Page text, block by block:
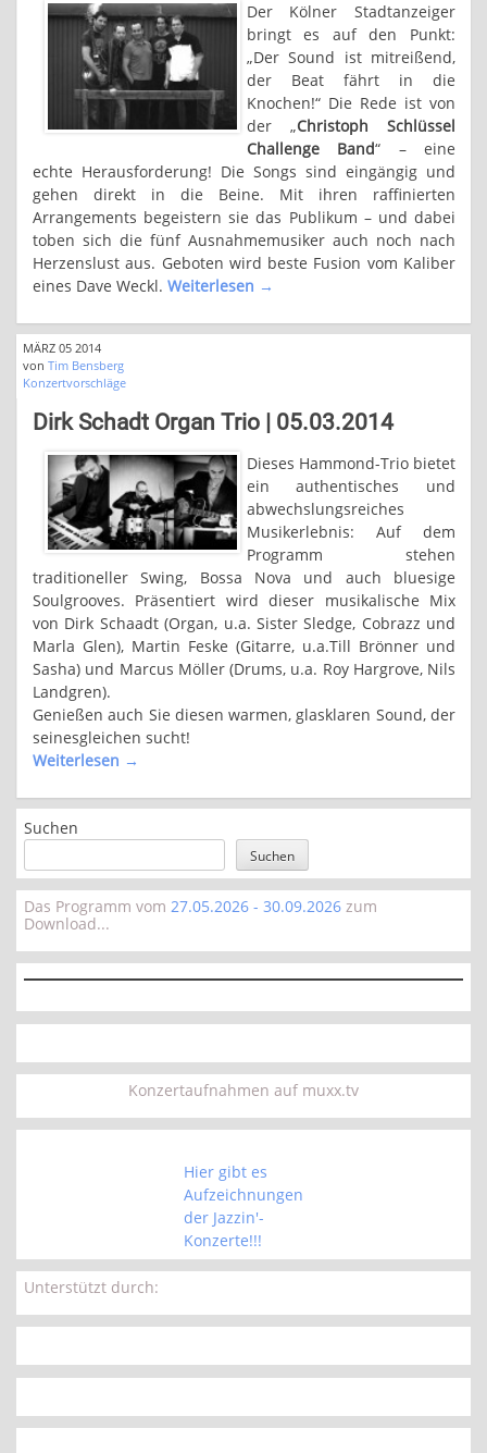
Der Kölner Stadtanzeiger
bringt es auf den Punkt:
„Der Sound ist mitreißend,
der Beat fährt in die
Knochen!“ Die Rede ist von
der „Christoph Schlüssel
Challenge Band“ – eine
echte Herausforderung! Die Songs sind eingängig und
gehen direkt in die Beine. Mit ihren raffinierten
Arrangements begeistern sie das Publikum – und dabei
toben sich die fünf Ausnahmemusiker auch noch nach
Herzenslust aus. Geboten wird beste Fusion vom Kaliber
eines Dave Weckl. Weiterlesen →
MÄRZ 05 2014
von Tim Bensberg
Konzertvorschläge
Dirk Schadt Organ Trio | 05.03.2014
Dieses Hammond-Trio bietet
ein authentisches und
abwechslungsreiches
Musikerlebnis: Auf dem
Programm stehen
traditioneller Swing, Bossa Nova und auch bluesige
Soulgrooves. Präsentiert wird dieser musikalische Mix
von Dirk Schaadt (Organ, u.a. Sister Sledge, Cobrazz und
Marla Glen), Martin Feske (Gitarre, u.a.Till Brönner und
Sasha) und Marcus Möller (Drums, u.a. Roy Hargrove, Nils
Landgren).
Genießen auch Sie diesen warmen, glasklaren Sound, der
seinesgleichen sucht!
Weiterlesen →
Suchen
Suchen
Das Programm vom 27.05.2026 - 30.09.2026 zum
Download...
Konzertaufnahmen auf muxx.tv
Hier gibt es
Aufzeichnungen
der Jazzin'-
Konzerte!!!
Unterstützt durch: